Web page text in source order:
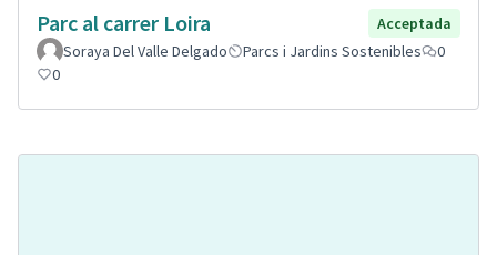
Parc al carrer Loira
Acceptada
Soraya Del Valle Delgado
Parcs i Jardins Sostenibles
0
0